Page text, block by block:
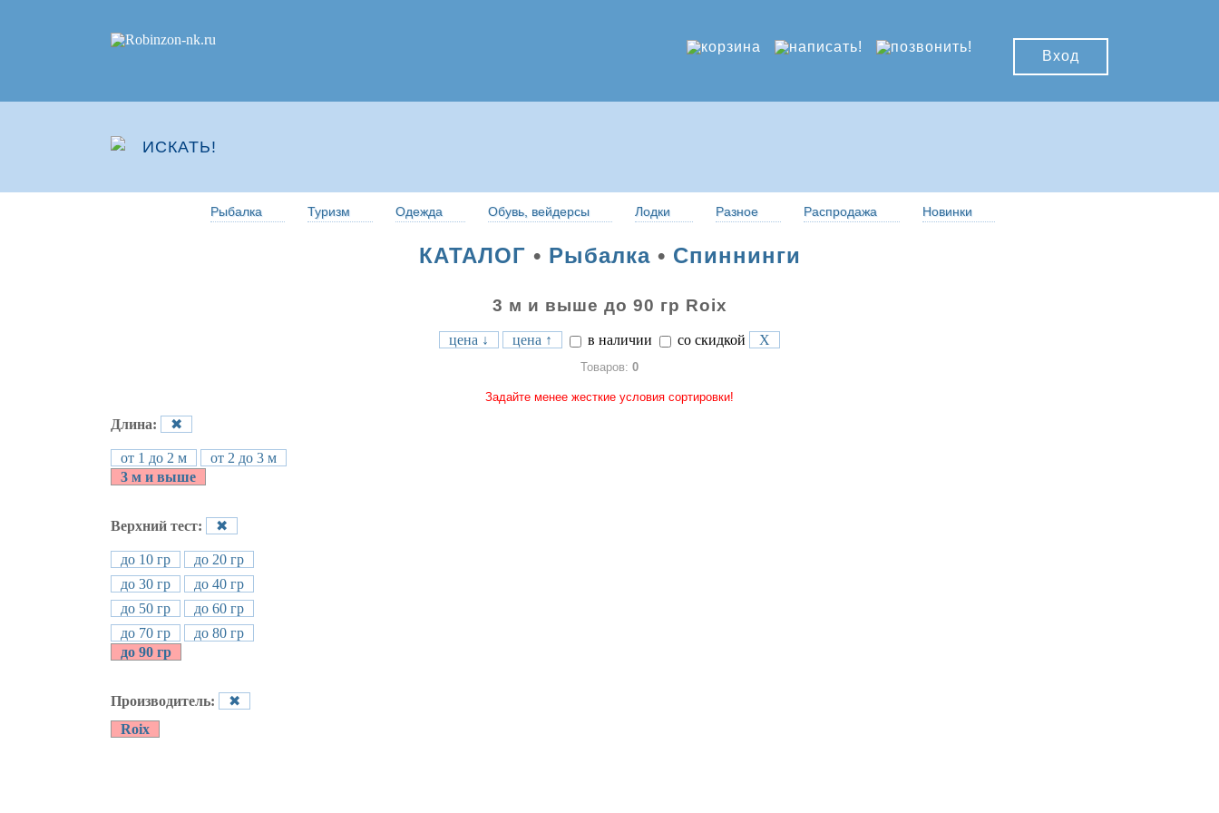
Вход
Рыбалка Туризм Одежда Обувь, вейдерсы Лодки Разное Распродажа Новинки
КАТАЛОГ • Рыбалка• Спиннинги
3 м и выше до 90 гр Roix
цена ↓ цена ↑ в наличии со скидкой X
Товаров: 0
Задайте менее жесткие условия сортировки!
Длина: ✖
от 1 до 2 м
от 2 до 3 м
3 м и выше
Верхний тест: ✖
до 10 гр
до 20 гр
до 30 гр
до 40 гр
до 50 гр
до 60 гр
до 70 гр
до 80 гр
до 90 гр
Производитель:
✖
Roix